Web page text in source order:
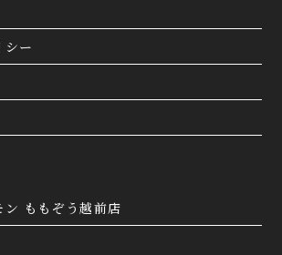
ジ』
tsuruga
momozo29/
lae3764w
シー
ももぞう越前店